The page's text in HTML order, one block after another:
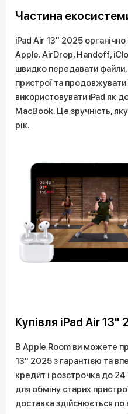
Частина
iPad Air 13" 2025
Apple. AirDrop, Handoff,
швидко передавати
пристрої та продовжувати
використовувати iPad як
MacBook. Це зручність,
рік.
Купівля iPad Air 13"
В Apple Room ви можете
13" 2025 з гарантією та
кредит і розстрочка до
для обміну старих
доставка здійснюється по